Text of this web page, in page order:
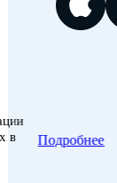
в
Подробнее